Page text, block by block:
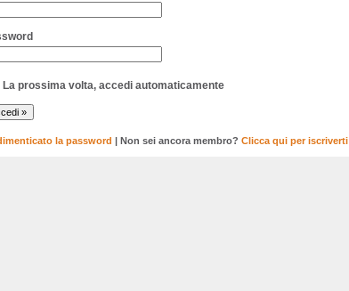
La prossima volta, accedi automaticamente
la password | Non sei ancora membro? Clicca qui per iscriverti